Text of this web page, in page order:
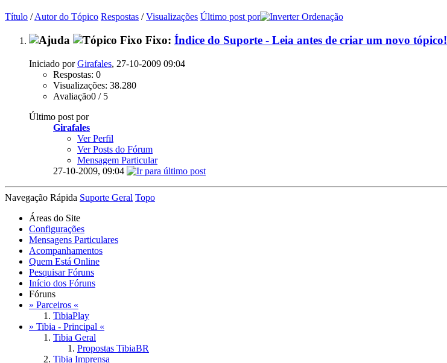
Título /Autor do Tópico Respostas /Visualizações Último post por
Fixo: Índice do Suporte - Leia antes de criar um novo tópico!
Iniciado porGirafales, 27-10-2009 09:04
Respostas: 0
Visualizações: 38.280
Avaliação0 / 5
Último post por
Girafales
Ver Perfil
Ver Posts do Fórum
Mensagem Particular
27-10-2009, 09:04
Navegação Rápida Suporte Geral Topo
Áreas do Site
Configurações
Mensagens Particulares
Acompanhamentos
Quem Está Online
Pesquisar Fóruns
Início dos Fóruns
Fóruns
» Parceiros «
TibiaPlay
» Tibia - Principal «
Tibia Geral
Propostas TibiaBR
Tibia Imprensa